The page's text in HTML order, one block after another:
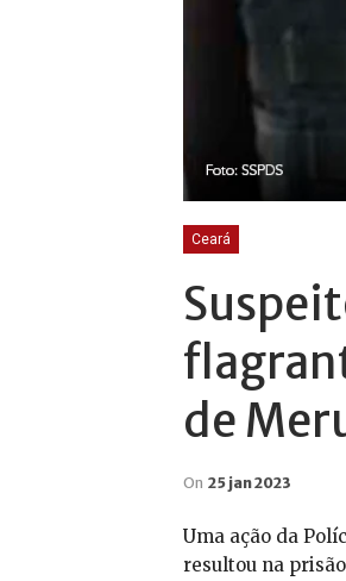
Ceará
de
On 25 jan 2023
Uma ação da
resultou na